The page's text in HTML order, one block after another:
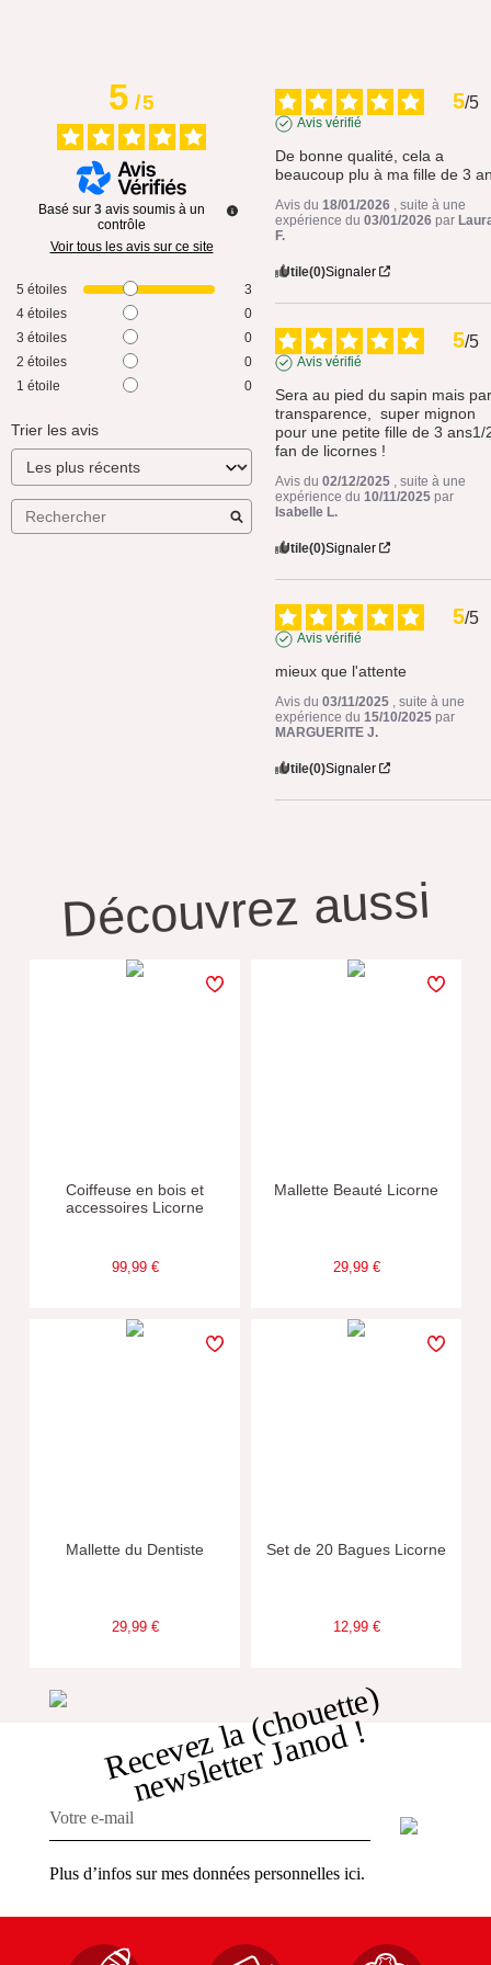
5/5
Basé sur 3 avis soumis à un
contrôle
Voir tous les avis sur ce site
5 étoiles
3
4 étoiles
0
3 étoiles
0
2 étoiles
0
1 étoile 0
Trier les avis
5/5
Avis vérifié
De bonne qualité, cela a
beaucoup plu à ma fille de 3
Avis du 18/01/2026
, suite à une
expérience du 03/01/2026 par
F.
Utile(0)Signaler
5/5
Avis vérifié
Sera au pied du sapin mais par
transparence,  super mignon
pour une petite fille de 3 ans1/
fan de licornes !
Avis du 02/12/2025
, suite à une
expérience du 10/11/2025 par
Isabelle L.
Utile(0)Signaler
5/5
Avis vérifié
mieux que l'attente
Avis du 03/11/2025
, suite à une
expérience du 15/10/2025 par
MARGUERITE J.
Utile(0)Signaler
Découvrez aussi
Coiffeuse en bois et
accessoires Licorne
99,99 €
Mallette Beauté Licorne
29,99 €
Mallette du Dentiste
29,99 €
Set de 20 Bagues Licorne
12,99 €
R
e
c
e
v
e
z
l
a
(
c
h
o
u
e
t
t
e
)
n
e
w
s
l
e
t
t
e
r
J
a
n
o
d
!
Plus d’infos sur mes données personnelles ici.